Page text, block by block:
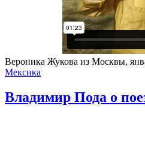
Вероника Жукова из Москвы,
Мексика
Владимир Пода о